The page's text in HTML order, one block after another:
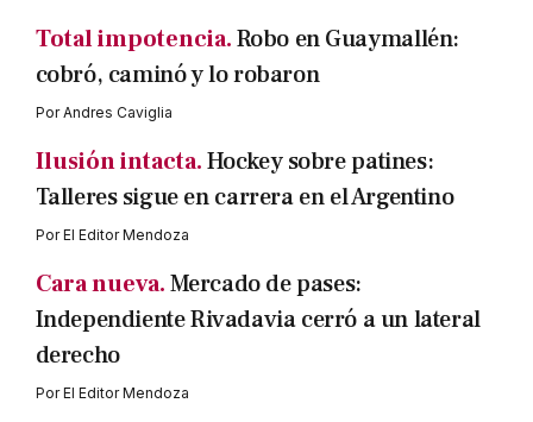
Total impotencia.Robo en Guaymallén:
cobró, caminó y lo robaron
PorAndres Caviglia
Ilusión intacta.Hockey sobre patines:
Talleres sigue en carrera en el Argentino
PorEl Editor Mendoza
Cara nueva.Mercado de pases:
Independiente Rivadavia cerró a un lateral
derecho
PorEl Editor Mendoza